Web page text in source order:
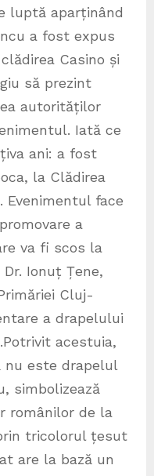
luptă aparținând
a fost expus
Casino și
să prezint
autorităților
Iată ce
ani: a fost
la Clădirea
Evenimentul face
a
va fi scos la
Ionuț Țene,
Cluj-
a drapelului
acestuia,
nu este drapelul
simbolizează
românilor de la
tricolorul țesut
are la bază un